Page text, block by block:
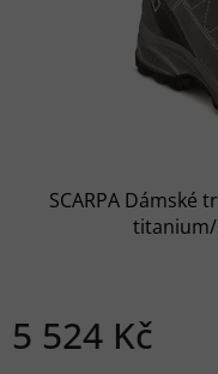
SCARPA Dámské
titanium/
5 524 Kč